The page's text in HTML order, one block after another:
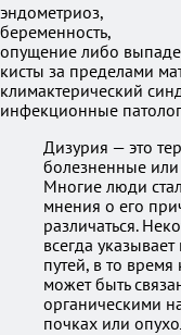
эндометриоз,
беременность,
опущение либо
кисты за пределами
климактерический
инфекционные
Дизурия — это
болезненные
Многие люди
мнения о его
различаться.
всегда
путей, в то время
может быть
органическими
почках или